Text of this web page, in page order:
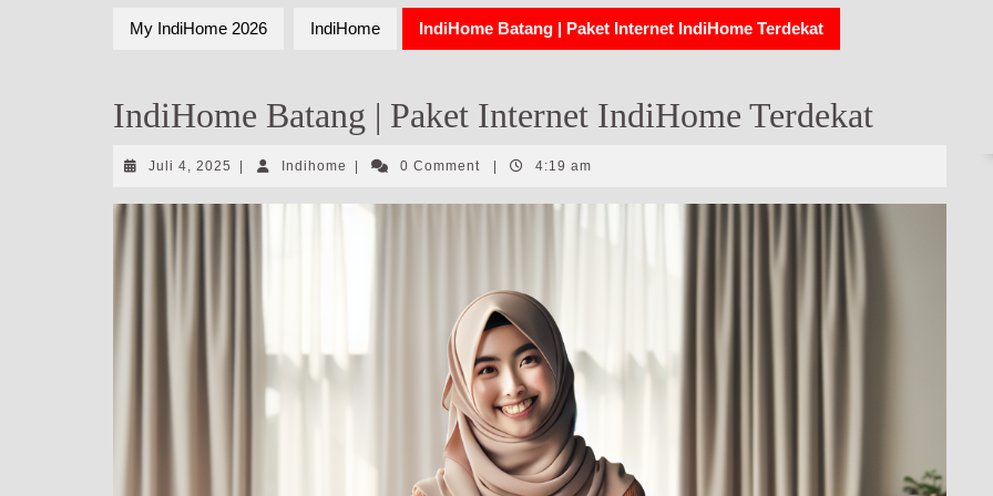
My IndiHome 2026 IndiHome IndiHome Batang | Paket Internet IndiHome Terdekat
IndiHome Batang | Paket Internet IndiHome Terdekat
Juli 4, 2025 Juli
2025
Indihome Indihome0 Comment 4:19 am